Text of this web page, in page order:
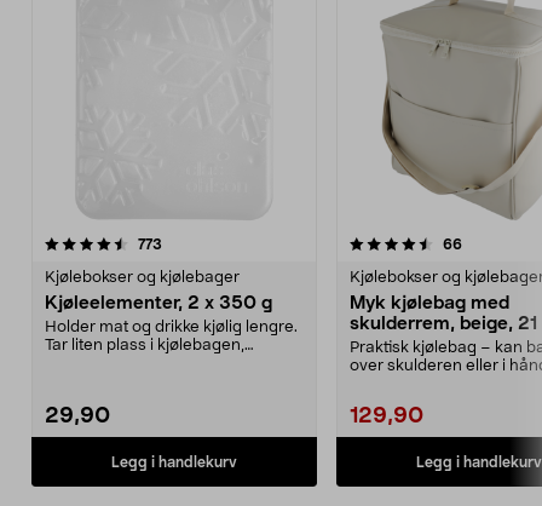
773
Kjølebokser og kjølebager
Kjøleelementer, 2 x 350 g
Holder mat og drikke kjølig lengre.
Tar liten plass i kjølebagen,
29,90
Legg i handlekurv
4.5 av 5 stjerner 66
Kjølebokser og
Myk kjølebag med
skulderrem, beige,
Praktisk kjølebag – kan
over skulderen eller i
129,90
Legg i handlekurv
4.5 av 5 stjerner